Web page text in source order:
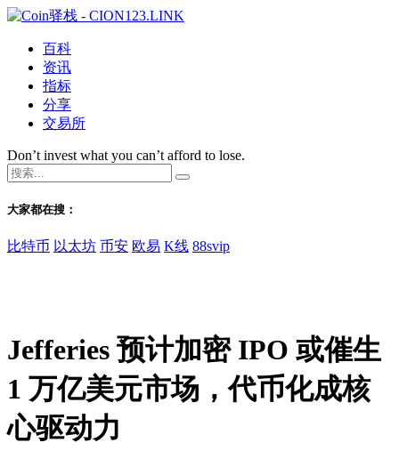
百科
资讯
指标
分享
交易所
Don’t invest what you can’t afford to lose.
大家都在搜：
比特币 以太坊 币安 欧易 K线 88svip
Jefferies 预计加密 IPO 或催生
1 万亿美元市场，代币化成核
心驱动力